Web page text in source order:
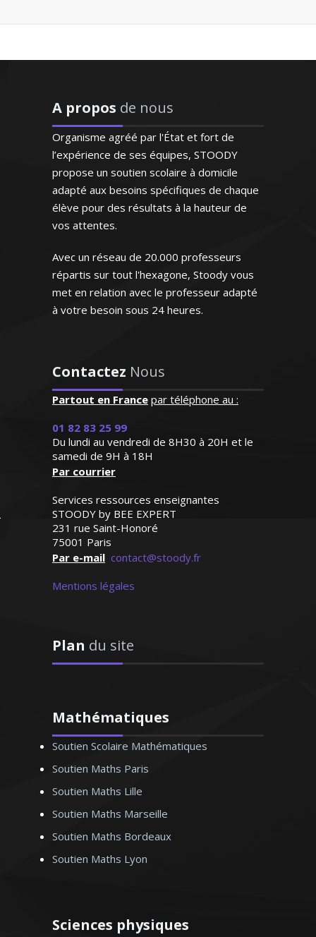
"Entièrement satisfaite.
obtenant un 18/20 au
troisième trimestre. Je
compte faire la même
chose avec mon fils à la
rentrée de septembre avec
bien entendu la même
enseignante !"
Madame B.S (Villeneuve d'Ascq,
"Excellente professeur qui
donne de très bons
résultats. Attentive,
patiente et de surcroît très
sympathique, elle a su
s'octroyer la confiance de
notre fille dès le premier
contact"
Madame G.F (Paris, élève en
de physique/chimie – Strasbourg
Diplômé d'une maîtrise en biologie,
j’enseigne les SVT au sein des collèges et
lycées lyonnais depuis 1999. Je suis
également formateur travaillant au sein
d'une structure chargée de
l'accompagnement scolaire. Je donne
des cours particuliers en SVT (niveau
collège et lycée) en tenant avant tout à
déterminer conjointement la méthode
de travail qui lui sera la mieux adaptée
Monsieur Y. Thierry – Professeur de
D’origine britannique, la langue anglaise
est ma langue maternelle. J’enseigne
(écoles privées et traduction) et je donne
des cours particuliers en tenant compte
du niveau de mes élèves et de leurs
ambitions
Madame F. Marie - Professeur
Professeur de langue espagnole au
collège et au lycée depuis 2007 et
traductrice littéraire, je donne des cours
pour tous les besoins (initiation, remise
A propos de nous
Organisme agréé par l'État et fort de
l’expérience de ses équipes, STOODY
propose un soutien scolaire à domicile
adapté aux besoins spécifiques de chaque
élève pour des résultats à la hauteur de
vos attentes.
Avec un réseau de 20.000 professeurs
répartis sur tout l'hexagone, Stoody vous
met en relation avec le professeur adapté
à votre besoin sous 24 heures.
Contactez Nous
Partout en France par téléphone au :
01 82 83 25 99
Du lundi au vendredi de 8H30 à 20H et le
samedi de 9H à 18H
Par courrier
Services ressources enseignantes
STOODY by BEE EXPERT
231 rue Saint-Honoré
75001 Paris
Par e-mail contact@stoody.fr
Mentions légales
Plan du site
Mathématiques
Soutien Scolaire Mathématiques
Soutien Maths Paris
Soutien Maths Lille
Soutien Maths Marseille
Soutien Maths Bordeaux
Soutien Maths Lyon
Sciences physiques